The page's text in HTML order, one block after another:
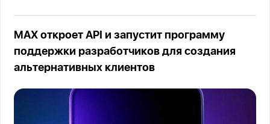
MAX откроет API и запустит программу
поддержки разработчиков для создания
альтернативных клиентов